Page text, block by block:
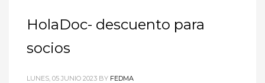
HolaDoc- descuento para
socios
LUNES, 05 JUNIO 2023 BY FEDMA